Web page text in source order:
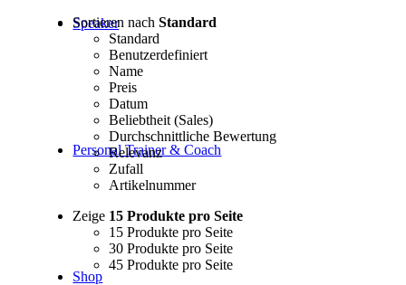
Speaker
Personal Trainer & Coach
Shop
Sortieren nachStandard
Standard
Benutzerdefiniert
Name
Preis
Datum
Beliebtheit (Sales)
Durchschnittliche Bewertung
Relevanz
Zufall
Artikelnummer
Zeige 15 Produkte pro Seite
15 Produkte pro Seite
30 Produkte pro Seite
45 Produkte pro Seite